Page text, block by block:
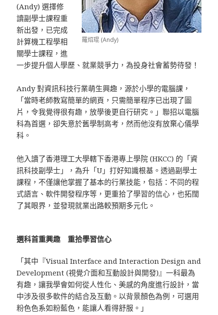
羅炤琨 (Andy)
(Andy) 選擇修
讀副學士課程重
新出發，已完成
計算機工程學相
關學士課程，進
一步提升個人學歷、就業競爭力，為投身社會蓄勢待發！
Andy 對資訊科技行業萌生興趣，源於小學的電腦課，
「當時老師教寫簡單的網頁，只需簡單程序已出現了圖
片，令我覺得很有趣，放學後更自行研究。」聯招以電腦
科為首選，卻失意於舊學制高考，然而他沒有放棄心儀學
科。
他入讀了香港理工大學轄下香港專上學院 (HKCC) 的「資
訊科技副學士」，為升「U」打好知識根基。透過副學士
課程，不僅讓他掌握了基本的行業技能，包括：不同的程
式語言、軟件開發程序等，更重拾了學習的信心，也拓闊
了其眼界，並發現就業出路較預期多元化。
選科首重興趣 重拾學習信心
「其中『Visual Interface and Interaction Design and
Development (視覺介面和互動設計與開發)』一科最為
有趣，讓我學會如何從人性化、美感的角度進行設計，當
中涉及很多軟件的結合及互動。以背景顏色為例，可選用
粉色色系如粉藍色，能讓人看得舒服。」